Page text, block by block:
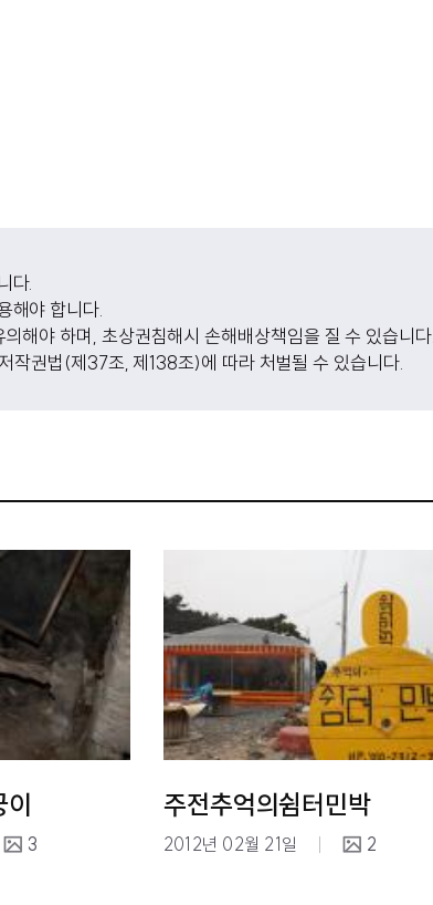
다.
해야 합니다.
해야 하며, 초상권침해시 손해배상책임을 질 수 있습니다.
작권법(제37조, 제138조)에 따라 처벌될 수 있습니다.
이
3
주전추억의쉼터민박
2012년 02월 21일 2